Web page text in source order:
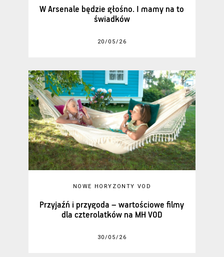
W Arsenale będzie głośno. I mamy na to
świadków
20/05/26
NOWE HORYZONTY VOD
Przyjaźń i przygoda – wartościowe filmy
dla czterolatków na MH VOD
30/05/26